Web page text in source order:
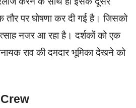
तौर पर घोषणा कर दी गई है। जिसको
नजर आ रहा है। दर्शकों को एक
राव की दमदार भूमिका देखने को